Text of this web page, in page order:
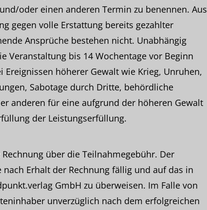
oder einen anderen Termin zu benennen. Aus
gegen volle Erstattung bereits gezahlter
Ansprüche bestehen nicht. Unabhängig
Veranstaltung bis 14 Wochentage vor Beginn
höherer Gewalt wie Krieg, Unruhen,
Sabotage durch Dritte, behördliche
anderen für eine aufgrund der höheren Gewalt
der Leistungserfüllung.
über die Teilnahmegebühr. Der
Erhalt der Rechnung fällig und auf das in
GmbH zu überweisen. Im Falle von
unverzüglich nach dem erfolgreichen